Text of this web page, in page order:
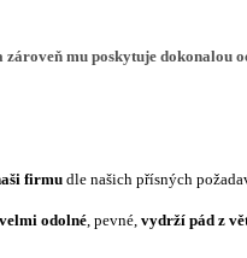
mu poskytuje dokonalou
firmu dle našich přísných
velmi odolné, pevné, vydrží pád z